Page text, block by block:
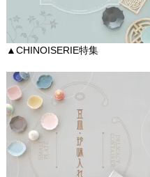
▲CHINOISERIE特集